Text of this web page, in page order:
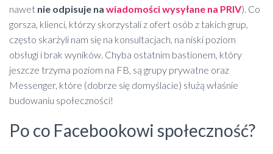
nawet nie odpisuje na wiadomości wysyłane na PRIV). Co
gorsza, klienci, którzy skorzystali z ofert osób z takich grup,
często skarżyli nam się na konsultacjach, na niski poziom
obsługi i brak wyników. Chyba ostatnim bastionem, który
jeszcze trzyma poziom na FB, są grupy prywatne oraz
Messenger, które (dobrze się domyślacie) służą właśnie
budowaniu społeczności!
Po co Facebookowi społeczność?